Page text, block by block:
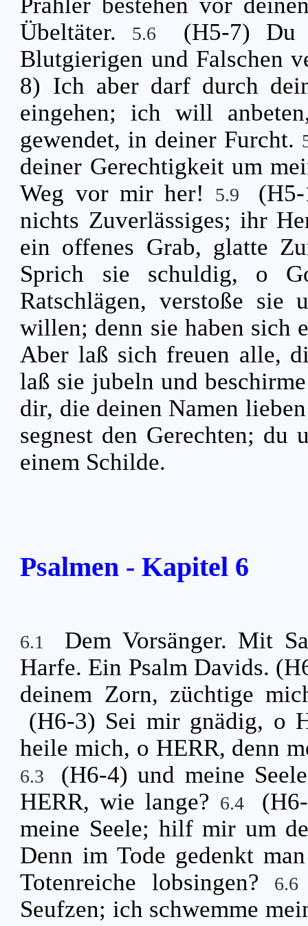
Übeltäter.
5.6
(H5-7) Du
Blutgierigen und Falschen
8) Ich aber darf durch
eingehen; ich will
gewendet, in deiner Furcht.
deiner Gerechtigkeit um
Weg vor mir her!
5.9
nichts Zuverlässiges; ihr
ein offenes Grab, glatte
Sprich sie schuldig, o
Ratschlägen, verstoße sie
willen; denn sie haben sich
Aber laß sich freuen alle,
laß sie jubeln und
dir, die deinen Namen
segnest den Gerechten;
einem Schilde.
Psalmen - Kapitel 6
6.1
Dem Vorsänger. Mit
Harfe. Ein Psalm Davids.
deinem Zorn, züchtige
(H6-3) Sei mir gnädig, o
heile mich, o HERR, denn
6.3
(H6-4) und meine
HERR, wie lange? 6.4
meine Seele; hilf mir um
Denn im Tode gedenkt
Totenreiche lobsingen?
Seufzen; ich schwemme